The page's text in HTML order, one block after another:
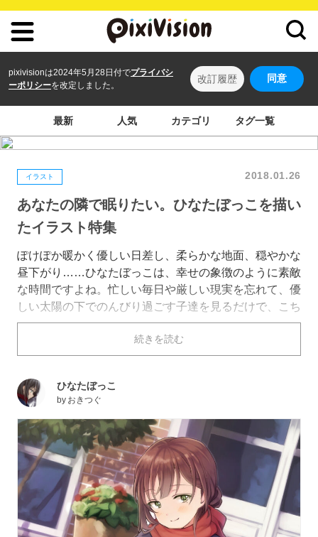
pixivisionは2024年5月28日付でプライバシ
ーポリシーを改定しました。
改訂履歴 同意
最新 人気 カテゴリ タグ一覧
イラスト 2018.01.26
あなたの隣で眠りたい。ひなたぼっこを描い
たイラスト特集
ぽけぽか暖かく優しい日差し、柔らかな地面、穏やかな
昼下がり……ひなたぼっこは、幸せの象徴のように素敵
な時間ですよね。忙しい毎日や厳しい現実を忘れて、優
しい太陽の下でのんびり過ごす子達を見るだけで、こち
らまで幸せな気持ちになってしまいます。この子達の幸
せな時間を守ってあげたくなります。
今回は、そんなひなたぼっこを描いたイラストを特集し
続きを読む
ひなたぼっこ
by おきつぐ